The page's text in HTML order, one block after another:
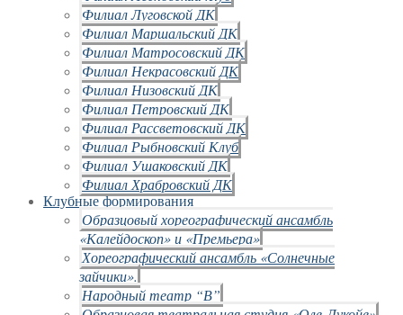
Филиал Луговской ДК
Филиал Маршальский ДК
Филиал Матросовский ДК
Филиал Некрасовский ДК
Филиал Низовский ДК
Филиал Петровский ДК
Филиал Рассветовский ДК
Филиал Рыбновский Клуб
Филиал Ушаковский ДК
Филиал Храбровский ДК
Клубные формирования
Образцовый хореографический ансамбль
«Калейдоскоп» и «Премьера»
Хореографический ансамбль «Солнечные
зайчики».
Народный театр “В”